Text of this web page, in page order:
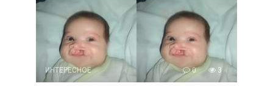
ИНТЕРЕСНОЕ 0 3